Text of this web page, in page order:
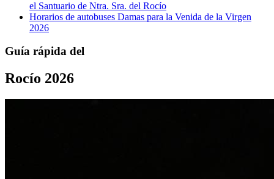
el Santuario de Ntra. Sra. del Rocío
Horarios de autobuses Damas para la Venida de la Virgen
2026
Guía rápida del
Rocío 2026